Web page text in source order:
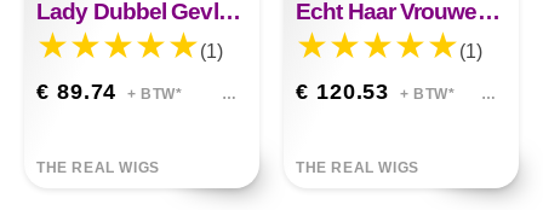
Lady Dubbel Gevlochten Pruik Zwart Front Lace
(1)
€ 89.74 + BTW*
THE REAL WIGS
Echt Haar Vrouwen Haar Lace Pruik Lang Krullend
(1)
€ 120.53 + BTW*
THE REAL WIGS